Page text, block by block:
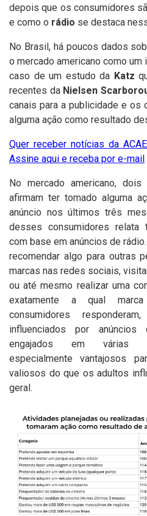
depois que os consumidores
e como o rádio se destaca
No Brasil, há poucos dados
o mercado americano como um
caso de um estudo da Katz
recentes da Nielsen
canais para a publicidade e os
alguma ação como resultado
Quer receber notícias da
Assine aqui e receba por e-mail
No mercado americano,
afirmam ter tomado alguma
anúncio nos últimos três
desses consumidores relata
com base em anúncios de
recomendar algo para outras
marcas nas redes sociais,
ou até mesmo realizar uma
exatamente a qual
consumidores
influenciados por
engajados em várias
especialmente vantajosos
valiosos do que os adultos
geral.